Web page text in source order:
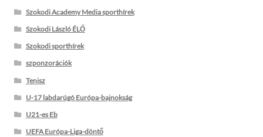
Szokodi Academy Media sporthírek
Szokodi László ÉLŐ
Szokodi sporthírek
szponzorációk
Tenisz
U-17 labdarúgó Európa-bajnokság
U21-es Eb
UEFA Európa-Liga-döntő